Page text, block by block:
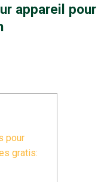
appareil pour
pour
gratis: